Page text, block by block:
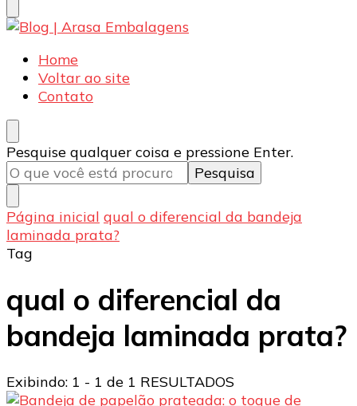
Blog | Arasa Embalagens
Confira conteúdos sobre embalagens para pizzas,
doces e salgados. Tudo para seu comércio com a
qualidade Arasa. Leia nossos conteúdos!
Home
Voltar ao site
Contato
Procurando
algo?
Pesquise qualquer coisa e pressione Enter.
Página inicial qual o diferencial da bandeja
laminada prata?
Tag
qual o diferencial da
bandeja laminada prata?
Exibindo: 1 - 1 de 1 RESULTADOS